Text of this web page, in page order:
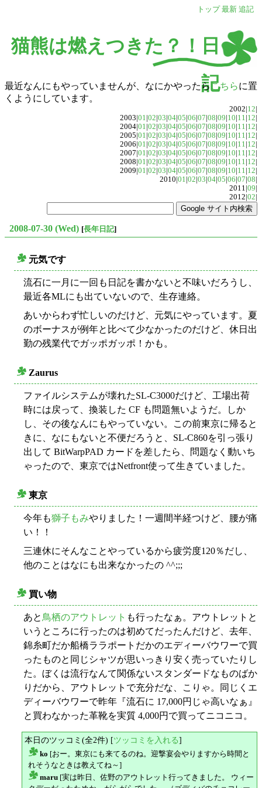
トップ 最新 追記
猫熊は燃えつきた？！日
記
最近なんにもやっていませんが、なにかやったら こちらに置
くようにしています。
2002|12|
2003|01|02|03|04|05|06|07|08|09|10|11|12|
2004|01|02|03|04|05|06|07|08|09|10|11|12|
2005|01|02|03|04|05|06|07|08|09|10|11|12|
2006|01|02|03|04|05|06|07|08|09|10|11|12|
2007|01|02|03|04|05|06|07|08|09|10|11|12|
2008|01|02|03|04|05|06|07|08|09|10|11|12|
2009|01|02|03|04|05|06|07|08|09|10|11|12|
2010|01|02|03|04|05|06|07|08|
2011|09|
2012|02|
2008-07-30 (Wed) [長年日記]
元気です
流石に一月に一回も日記を書かないと不味いだろうし、
最近各MLにも出ていないので、生存連絡。
あいからわず忙しいのだけど、元気にやっています。夏
のボーナスが例年と比べて少なかったのだけど、休日出
勤の残業代でガッポガッポ！かも。
Zaurus
ファイルシステムが壊れたSL-C3000だけど、工場出荷
時には戻って、換装した CF も問題無いようだ。しか
し、その後なんにもやっていない。この前東京に帰ると
きに、なにもないと不便だろうと、SL-C860を引っ張り
出して BitWarpPAD カードを差したら、問題なく動いち
ゃったので、東京ではNetfront使って生きていました。
東京
今年も獅子もみやりました！一週間半経つけど、腰が痛
い！！
三連休にそんなことやっているから疲労度120％だし、
他のことはなにも出来なかったの ^^;;;
買い物
あと 鳥栖のアウトレット も行ったなぁ。アウトレットと
いうところに行ったのは初めてだったんだけど、去年、
錦糸町だか船橋ララポートだかのエディーバウワーで買
ったものと同じシャツが思いっきり安く売っていたりし
た。ぼくは流行なんて関係ないスタンダードなものばか
りだから、アウトレットで充分だな、こりゃ。同じくエ
ディーバウワーで昨年『流石に 17,000円じゃ高いなぁ』
と買わなかった革靴を実質 4,000円で買ってニコニコ。
本日のツッコミ(全2件) [ツッコミを入れる]
ko [おー。東京にも来てるのね。迎撃宴会やりますから時間と
れそうなときは教えてね～]
maru [実は昨日、佐野のアウトレット行ってきました。 ウィー